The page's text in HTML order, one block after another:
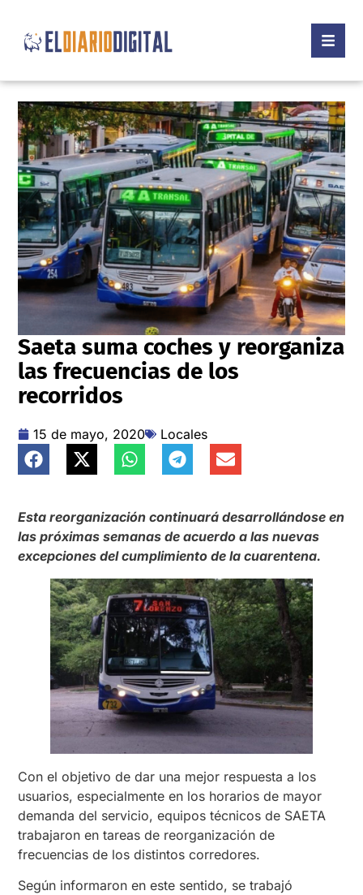
Saeta suma coches y reorganiza
las frecuencias de los
recorridos
15 de mayo, 2020 Locales
Esta reorganización continuará desarrollándose en
las próximas semanas de acuerdo a las nuevas
excepciones del cumplimiento de la cuarentena.
Con el objetivo de dar una mejor respuesta a los
usuarios, especialmente en los horarios de mayor
demanda del servicio, equipos técnicos de SAETA
trabajaron en tareas de reorganización de
frecuencias de los distintos corredores.
Según informaron en este sentido, se trabajó